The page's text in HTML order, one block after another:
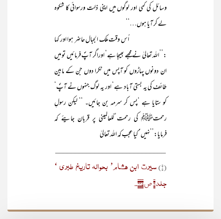
وسائل کی کمی اور لوگوں میں اپنی ذلت ورسوائی کا شکوہ
لے کر آیا ہوں…‘‘
اُس وقت ملک الجبال حاضر ہوا اور کہا
:’’اللہ تعالیٰ نے مجھے بھیجا ہے‘ اوراگر آپؐ فرمائیں تو میں
ان دونوں پہاڑوں کو آپس میں ٹکرا دوں جن کے مابین
طائف کی یہ بستی آباد ہے‘ اور یہ لوگ جنہوں نے آپؐ‘
کو ستایا ہے ‘پس کر سرمہ بن جائیں۔ ‘‘ لیکن رسولِ
رحمتﷺ کی رحمت ٌلّلعالمینی پر قربان جایئے کہ
فرمایا:’’نہیں‘ کیا عجب کہ اللہ تعالیٰ
____________________________
(۱) سیرت ابن ہشام’ بحوالہ تاریخ طبری ‘
جلد۲ ص ۳۴۵۔